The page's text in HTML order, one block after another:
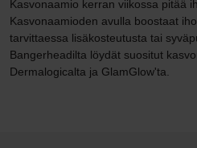
Kasvonaamio kerran viikossa pitää
Kasvonaamioden avulla boostaat
tarvittaessa lisäkosteutusta tai
Bangerheadilta löydät suositut
Dermalogicalta ja GlamGlow'ta.